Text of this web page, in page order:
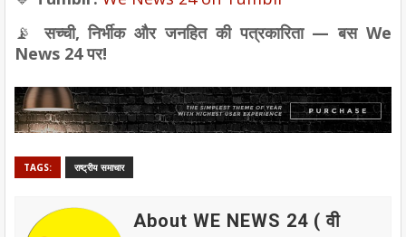
📡सच्ची, निर्भीक और जनहित की पत्रकारिता — बस We
News 24 पर!
TAGS: राष्ट्रीय समाचार
About WE NEWS 24 ( वी